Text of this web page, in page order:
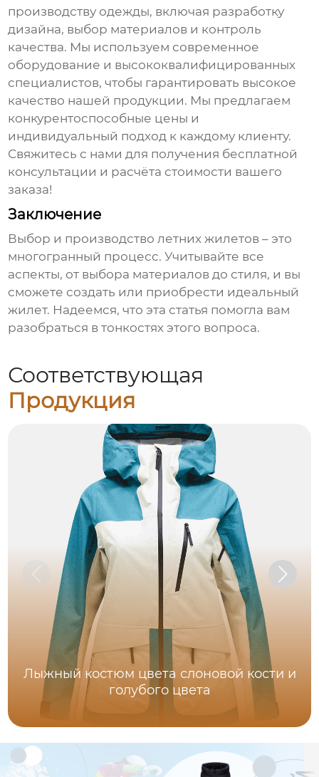
производству одежды, включая разработку
дизайна, выбор материалов и контроль
качества. Мы используем современное
оборудование и высококвалифицированных
специалистов, чтобы гарантировать высокое
качество нашей продукции. Мы предлагаем
конкурентоспособные цены и
индивидуальный подход к каждому клиенту.
Свяжитесь с нами для получения бесплатной
консультации и расчёта стоимости вашего
заказа!
Заключение
Выбор и производстволетних жилетов – это
многогранный процесс. Учитывайте все
аспекты, от выбора материалов до стиля, и вы
сможете создать или приобрести идеальный
жилет. Надеемся, что эта статья помогла вам
разобраться в тонкостях этого вопроса.
Соответствующая
Продукция
Лыжный костюм цвета слоновой кости и
голубого цвета